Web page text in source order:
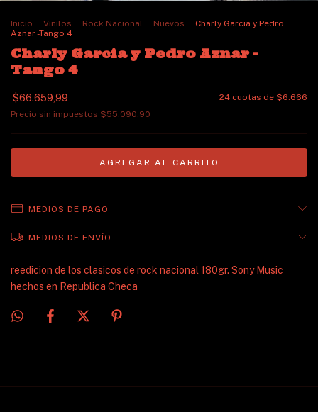
Inicio . Vinilos . Rock Nacional . Nuevos . Charly Garcia y Pedro
Aznar -Tango 4
Charly Garcia y Pedro Aznar -
Tango 4
$66.659,99 24 cuotas de $6.666
Precio sin impuestos $55.090,90
MEDIOS DE PAGO
MEDIOS DE ENVÍO
reedicion de los clasicos de rock nacional 180gr. Sony Music
hechos en Republica Checa